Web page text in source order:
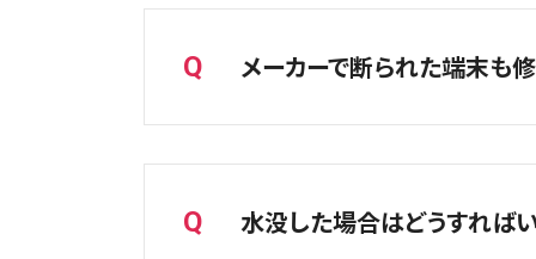
ページへ）
A
当店にて修理した部品の不具合に
※パーツや画面パーツの品質によっ
※修理開始をした時点でアップル社
Q メーカーで断られた端末も
A
はい、修理できる可能性があります。
メーカーや他店で修理不可と判断
まずはお気軽にご相談ください。
Q 水没した場合はどうすれば